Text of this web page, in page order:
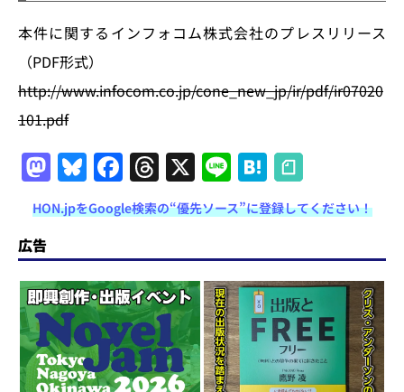
本件に関するインフォコム株式会社のプレスリリース
（PDF形式）
http://www.infocom.co.jp/cone_new_jp/ir/pdf/ir07020
101.pdf
M
a
st
o
d
o
n
Bl
u
e
s
k
y
F
a
c
e
b
o
o
k
T
h
re
a
d
s
X Li
n
e
H
at
e
n
a
HON.jpをGoogle検索の“優先ソース”に登録してください！
広告